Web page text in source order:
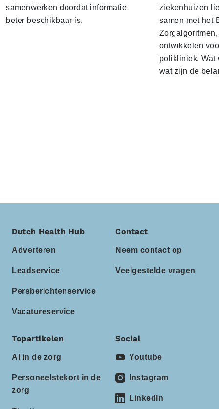
samenwerken doordat informatie
beter beschikbaar is.
ziekenhuizen
samen met het
ontwikkelen
polikliniek. Wat
wat zijn de
Dutch Health Hub
Adverteren
Leadservice
Persberichtenservice
Vacatureservice
Contact
Neem contact op
Veelgestelde vragen
Topartikelen
AI in de zorg
Personeelstekort in de
zorg
Social
Youtube
Instagram
LinkedIn